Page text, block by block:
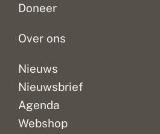
Doneer
Over ons
Nieuws
Nieuwsbrief
Agenda
Webshop